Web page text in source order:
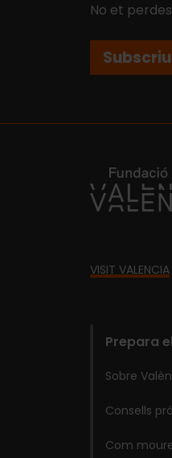
No et
https://
Footer
VISIT VALENCIA
Prepara
Sobre
Consells
Com